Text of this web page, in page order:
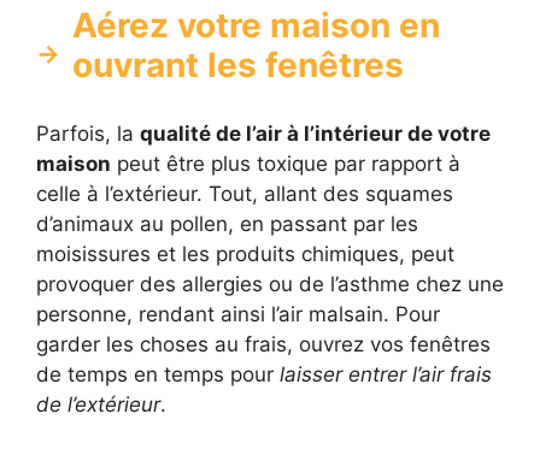
Aérez votre maison en
ouvrant les fenêtres
Parfois, la qualité de l’air à l’intérieur de votre
maison peut être plus toxique par rapport à
celle à l’extérieur. Tout, allant des squames
d’animaux au pollen, en passant par les
moisissures et les produits chimiques, peut
provoquer des allergies ou de l’asthme chez une
personne, rendant ainsi l’air malsain. Pour
garder les choses au frais, ouvrez vos fenêtres
de temps en temps pour laisser entrer l’air frais
de l’extérieur.